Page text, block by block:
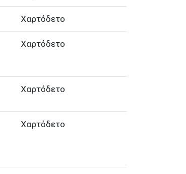
Χαρτόδετο
Χαρτόδετο
Χαρτόδετο
Χαρτόδετο